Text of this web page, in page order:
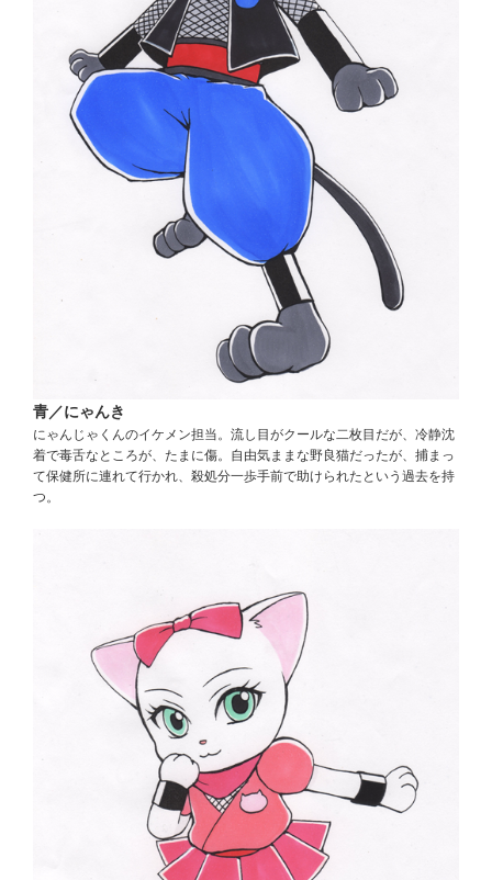
青／にゃんき
にゃんじゃくんのイケメン担当。流し目がクールな二枚目だが、冷静沈
着で毒舌なところが、たまに傷。自由気ままな野良猫だったが、捕まっ
て保健所に連れて行かれ、殺処分一歩手前で助けられたという過去を持
つ。